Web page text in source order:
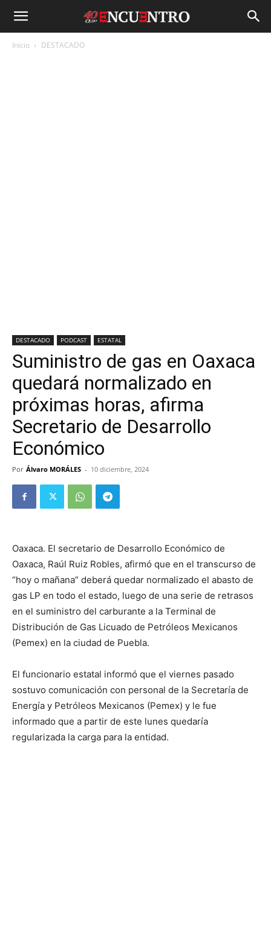
Inicio DESTACADO
DESTACADO PODCAST ESTATAL
Suministro de gas en Oaxaca
quedará normalizado en
próximas horas, afirma
Secretario de Desarrollo
Económico
Por Álvaro MORÁLES - 10 diciembre, 2024
Oaxaca. El secretario de Desarrollo Económico de
Oaxaca, Raúl Ruiz Robles, afirmó que en el transcurso de
“hoy o mañana” deberá quedar normalizado el abasto de
gas LP en todo el estado, luego de una serie de retrasos
en el suministro del carburante a la Terminal de
Distribución de Gas Licuado de Petróleos Mexicanos
(Pemex) en la ciudad de Puebla.
El funcionario estatal informó que el viernes pasado
sostuvo comunicación con personal de la Secretaría de
Energía y Petróleos Mexicanos (Pemex) y le fue
informado que a partir de este lunes quedaría
regularizada la carga para la entidad.